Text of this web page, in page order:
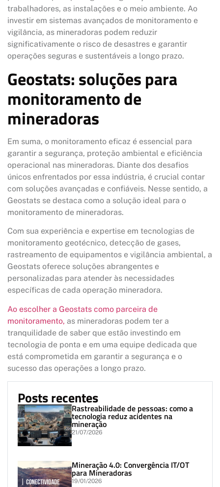
trabalhadores, as instalações e o meio ambiente. Ao
investir em sistemas avançados de monitoramento e
vigilância, as mineradoras podem reduzir
significativamente o risco de desastres e garantir
operações seguras e sustentáveis a longo prazo.
Geostats: soluções para
monitoramento de
mineradoras
Em suma, o monitoramento eficaz é essencial para
garantir a segurança, proteção ambiental e eficiência
operacional nas mineradoras. Diante dos desafios
únicos enfrentados por essa indústria, é crucial contar
com soluções avançadas e confiáveis. Nesse sentido, a
Geostats se destaca como a solução ideal para o
monitoramento de mineradoras.
Com sua experiência e expertise em tecnologias de
monitoramento geotécnico, detecção de gases,
rastreamento de equipamentos e vigilância ambiental, a
Geostats oferece soluções abrangentes e
personalizadas para atender às necessidades
específicas de cada operação mineradora.
Ao escolher a Geostats como parceira de
monitoramento, as mineradoras podem ter a
tranquilidade de saber que estão investindo em
tecnologia de ponta e em uma equipe dedicada que
está comprometida em garantir a segurança e o
sucesso das operações a longo prazo.
Posts recentes
Rastreabilidade de pessoas: como a
tecnologia reduz acidentes na
mineração
21/07/2026
Mineração 4.0: Convergência IT/OT
para Mineradoras
19/01/2026